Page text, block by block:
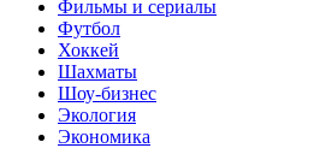
Фильмы и сериалы
Футбол
Хоккей
Шахматы
Шоу-бизнес
Экология
Экономика